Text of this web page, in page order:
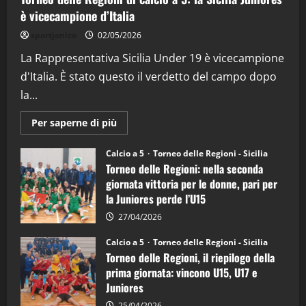
"SportEmpire" in Podcast
“SportEmpire” in Podcast: 26^ Puntata
08/04/2026
è vicecampione d’Italia
02/05/2026
La Rappresentativa Sicilia Under 19 è vicecampione
d'Italia. È stato questo il verdetto del campo dopo
la...
Per saperne di più
informazioni
Torneo
delle
Regioni
di
calcio
a
5:
la
Juniores
è
vicecampione
d’Italia
Calcio a 5 Torneo delle Regioni - Sicilia
Torneo delle Regioni: nella seconda
giornata vittoria per le donne, pari per
la Juniores perde l’U15
27/04/2026
Calcio a 5 Torneo delle Regioni - Sicilia
Torneo delle Regioni, il riepilogo della
prima giornata: vincono U15, U17 e
Juniores